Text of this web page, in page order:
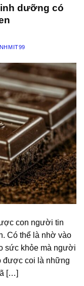
dưỡng có
con người tin
Có thể là nhờ vào
sức khỏe mà người
được coi là những
[…]